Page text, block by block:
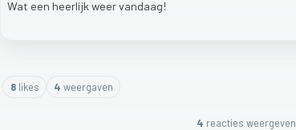
Wat een heerlijk weervandaag!
8likes 4 weergaven
4 reacties weergeven